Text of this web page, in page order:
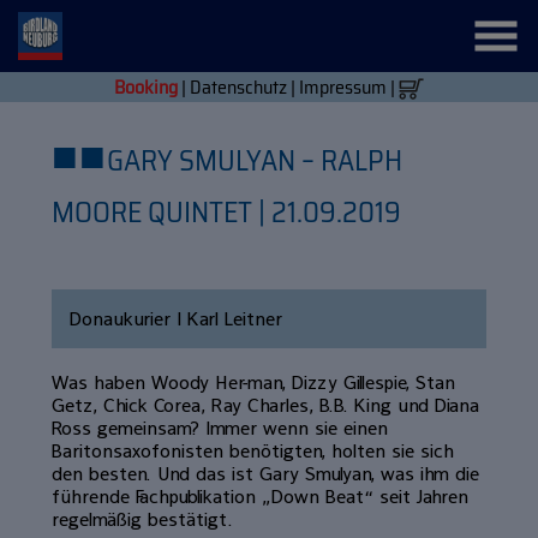
Booking| Datenschutz| Impressum |
■■GARY SMULYAN – RALPH
MOORE QUINTET | 21.09.2019
Donaukurier | Karl Leitner
Was haben Woody Her-man, Dizzy Gillespie, Stan
Getz, Chick Corea, Ray Charles, B.B. King und Diana
Ross gemeinsam? Immer wenn sie einen
Baritonsaxofonisten benötigten, holten sie sich
den besten. Und das ist Gary Smulyan, was ihm die
führende Fachpublikation „Down Beat“ seit Jahren
regelmäßig bestätigt.